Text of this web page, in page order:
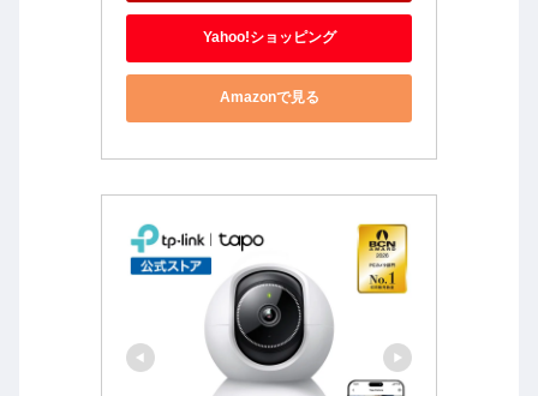
Yahoo!ショッピング
Amazonで見る